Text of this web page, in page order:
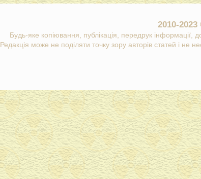
2010-
Будь-яке копіювання, публікація, передрук інформації,
Редакція може не поділяти точку зору авторів статей і не